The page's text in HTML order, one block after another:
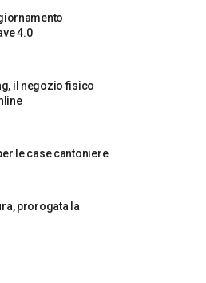
4.0
il negozio fisico
le case cantoniere
prorogata la